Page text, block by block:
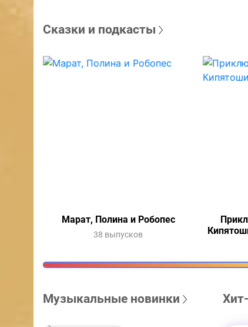
Сказки и подкасты
Марат, Полина и Робопес
38 выпусков
Музыкальные новинки